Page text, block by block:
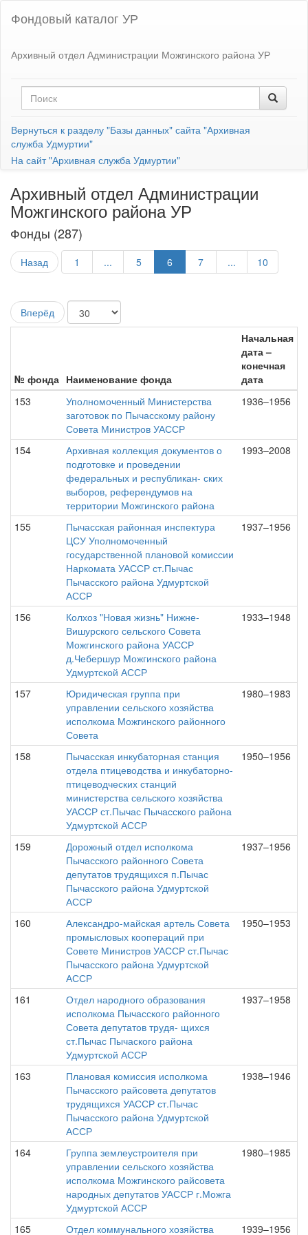
Фондовый каталог УР
Архивный отдел Администрации Можгинского района УР
Вернуться к разделу "Базы данных" сайта "Архивная
служба Удмуртии"
На сайт "Архивная служба Удмуртии"
Архивный отдел Администрации
Можгинского района УР
Фонды (287)
Назад 1 ... 5 6 7 ... 10
Вперёд
№ фонда Наименование фонда
Начальная
дата –
конечная
дата
153
Уполномоченный Министерства
заготовок по Пычасскому району
Совета Министров УАССР
1936–1956
154
Архивная коллекция документов о
подготовке и проведении
федеральных и республикан- ских
выборов, референдумов на
территории Можгинского района
1993–2008
155
Пычасская районная инспектура
ЦСУ Уполномоченный
государственной плановой комиссии
Наркомата УАССР ст.Пычас
Пычасского района Удмуртской
АССР
1937–1956
156
Колхоз "Новая жизнь" Нижне-
Вишурского сельского Совета
Можгинского района УАССР
д.Чебершур Можгинского района
Удмуртской АССР
1933–1948
157
Юридическая группа при
управлении сельского хозяйства
исполкома Можгинского районного
Совета
1980–1983
158
Пычасская инкубаторная станция
отдела птицеводства и инкубаторно-
птицеводческих станций
министерства сельского хозяйства
УАССР ст.Пычас Пычасского района
Удмуртской АССР
1950–1956
159
Дорожный отдел исполкома
Пычасского районного Совета
депутатов трудящихся п.Пычас
Пычасского района Удмуртской
АССР
1937–1956
160
Александро-майская артель Совета
промысловых коопераций при
Совете Министров УАССР ст.Пычас
Пычасского района Удмуртской
АССР
1950–1953
161
Отдел народного образования
исполкома Пычасского районного
Совета депутатов трудя- щихся
ст.Пычас Пычаского района
Удмуртской АССР
1937–1958
163
Плановая комиссия исполкома
Пычасского райсовета депутатов
трудящихся УАССР ст.Пычас
Пычасского района Удмуртской
АССР
1938–1946
164
Группа землеустроителя при
управлении сельского хозяйства
исполкома Можгинского райсовета
народных депутатов УАССР г.Можга
Удмуртской АССР
1980–1985
165 Отдел коммунального хозяйства 1939–1956